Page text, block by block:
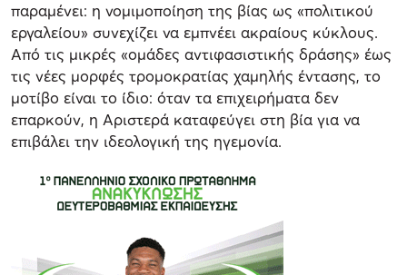
παραμένει: η νομιμοποίηση της βίας ως «πολιτικού
εργαλείου» συνεχίζει να εμπνέει ακραίους κύκλους.
Από τις μικρές «ομάδες αντιφασιστικής δράσης» έως
τις νέες μορφές τρομοκρατίας χαμηλής έντασης, το
μοτίβο είναι το ίδιο: όταν τα επιχειρήματα δεν
επαρκούν, η Αριστερά καταφεύγει στη βία για να
επιβάλει την ιδεολογική της ηγεμονία.